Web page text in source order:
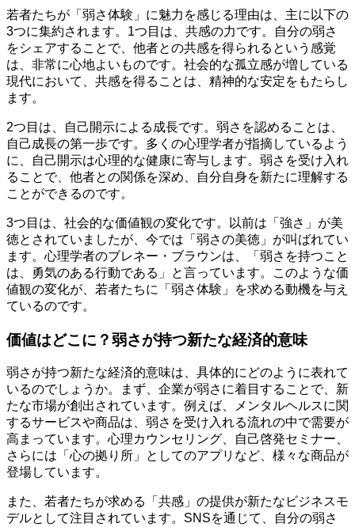
若者たちが「弱さ体験」に魅力を感じる理由は、主に以下の
3つに集約されます。1つ目は、共感の力です。自分の弱さ
をシェアすることで、他者との共感を得られるという感覚
は、非常に心地よいものです。社会的な孤立感が増している
現代において、共感を得ることは、精神的な安定をもたらし
ます。
2つ目は、自己開示による成長です。弱さを認めることは、
自己成長の第一歩です。多くの心理学者が指摘しているよう
に、自己開示は心理的な健康に寄与します。弱さを受け入れ
ることで、他者との関係を深め、自分自身を新たに理解する
ことができるのです。
3つ目は、社会的な価値観の変化です。以前は「強さ」が美
徳とされていましたが、今では「弱さの美徳」が叫ばれてい
ます。心理学者のブレネー・ブラウンは、「弱さを持つこと
は、勇気のある行動である」と言っています。このような価
値観の変化が、若者たちに「弱さ体験」を求める動機を与え
ているのです。
価値はどこに？弱さが持つ新たな経済的意味
弱さが持つ新たな経済的意味は、具体的にどのように表れて
いるのでしょうか。まず、企業が弱さに着目することで、新
たな市場が創出されています。例えば、メンタルヘルスに関
するサービスや商品は、弱さを受け入れる流れの中で需要が
高まっています。心理カウンセリング、自己啓発セミナー、
さらには「心の拠り所」としてのアプリなど、様々な商品が
登場しています。
また、若者たちが求める「共感」の提供が新たなビジネスモ
デルとして注目されています。SNSを通じて、自分の弱さ